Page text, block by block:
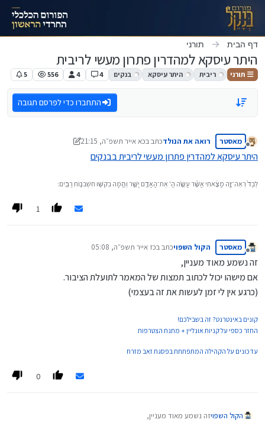
דילוג לתוכן
דף הבית תורני
היתר עיסקא למהדרין פתרון מעשי לריבית
תורני ריבית היתר עיסקא בנקים 4
4
556
5
התחברו כדי לפרסם תגובה
מנותק
מאסטר רואה את הנולדכתב בכא אייר תשפ״ה, 21:15
נערך לאחרונה על ידי צופה ומביט
היתר עיסקא למהדרין פתרון מעשי לריבית בבנקים
לְבַד֙ רְאֵה־זֶ֣ה מָצָ֔אתִי אֲשֶׁ֨ר עָשָׂ֧ה הָ' אֶת־הָאָדָ֖ם יָשָׁ֑ר וְהֵ֥מָּה בִקְשׁ֖וּ חִשְּׁבֹנ֥וֹת רַבִּֽים׃
1
מנותק
מאסטר הקול השפויכתב בכז אייר תשפ״ה, 05:08
נערך לאחרונה על ידי
זה נשמע מאוד מעניין,
אם מישהו יכול לכתוב תמצות של המאמר לתועלת הציבור.
(כרגע אין לי זמן לעשות את זה בעצמי)
קונים באינטרנט? זה בשבילכם!
החזר כספי על קניות אונליין + מתנת הצטרפות
עדכונים על הקהילה המתפתחת בפסגת זאב מזרח
0
הקול השפויזה נשמע מאוד מעניין,